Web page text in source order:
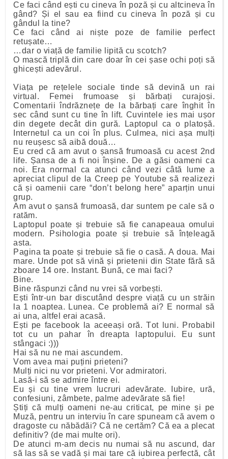
Ce faci când ești cu cineva în poză și cu altcineva în
gând? Și el sau ea fiind cu cineva în poză și cu
gândul la tine?
Ce faci când ai niște poze de familie perfect
retușate…
…dar o viață de familie lipită cu scotch?
O mască triplă din care doar în cei șase ochi poți să
ghicești adevărul.
Viața pe rețelele sociale tinde să devină un rai
virtual. Femei frumoase și bărbați curajoși.
Comentarii îndrăznețe de la bărbați care înghit în
sec când sunt cu tine în lift. Cuvintele ies mai ușor
din degete decât din gură. Laptopul ca o platoșă.
Internetul ca un coi în plus. Culmea, nici așa mulți
nu reușesc să aibă două…
Eu cred că am avut o șansă frumoasă cu acest 2nd
life. Șansa de a fi noi înșine. De a găsi oameni ca
noi. Era normal ca atunci când vezi câtă lume a
apreciat clipul de la Creep pe Youtube să realizezi
că și oamenii care “don’t belong here” aparțin unui
grup.
Am avut o șansă frumoasă, dar suntem pe cale să o
ratăm.
Laptopul poate și trebuie să fie canapeaua omului
modern. Psihologia poate și trebuie să înțeleagă
asta.
Pagina ta poate și trebuie să fie o casă. A doua. Mai
mare. Unde pot să vină și prietenii din State fără să
zboare 14 ore. Instant. Bună, ce mai faci?
Bine.
Bine răspunzi când nu vrei să vorbești.
Ești într-un bar discutând despre viață cu un străin
la 1 noaptea. Lunea. Ce problemă ai? E normal să
ai una, altfel erai acasă.
Ești pe facebook la aceeași oră. Tot luni. Probabil
tot cu un pahar în dreapta laptopului. Eu sunt
stângaci :)))
Hai să nu ne mai ascundem.
Vom avea mai puțini prieteni?
Mulți nici nu vor prieteni. Vor admiratori.
Lasă-i să se admire între ei.
Eu și cu tine vrem lucruri adevărate. Iubire, ură,
confesiuni, zâmbete, palme adevărate să fie!
Știți că mulți oameni ne-au criticat, pe mine și pe
Muză, pentru un interviu în care spuneam că avem o
dragoste cu năbădăi? Că ne certăm? Că ea a plecat
definitiv? (de mai multe ori).
De atunci m-am decis nu numai să nu ascund, dar
să las să se vadă și mai tare că iubirea perfectă, cât